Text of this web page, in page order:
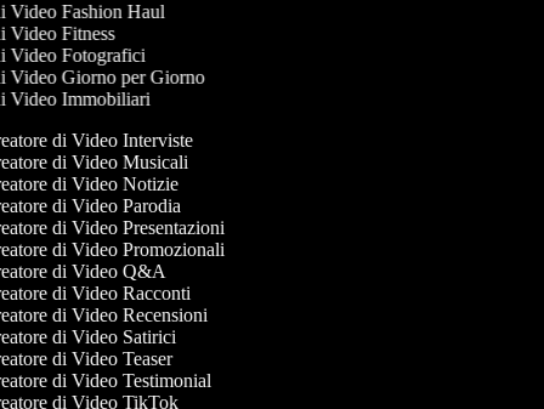
Video Fashion Haul
Video Fitness
Video Fotografici
Video Giorno per Giorno
Video Immobiliari
di Video Interviste
di Video Musicali
di Video Notizie
di Video Parodia
di Video Presentazioni
di Video Promozionali
di Video Q&A
di Video Racconti
di Video Recensioni
di Video Satirici
di Video Teaser
di Video Testimonial
di Video TikTok